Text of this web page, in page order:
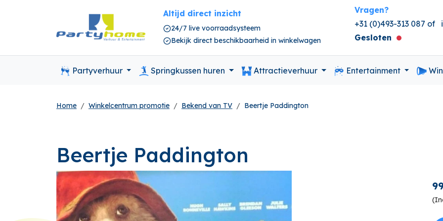
Altijd direct inzicht
24/7 live voorraadsysteem
Bekijk direct beschikbaarheid in winkelwagen
Vragen?
+31 (0)493-313 087 of
Gesloten
Partyverhuur Springkussen huren Attractieverhuur Entertainment
Home Winkelcentrum promotie Bekend van TV Beertje Paddington
Beertje Paddington